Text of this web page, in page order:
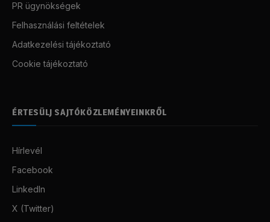
PR ügynökségek
Felhasználási feltételek
Adatkezelési tájékoztató
Cookie tájékoztató
ÉRTESÜLJ SAJTÓKÖZLEMÉNYEINKRŐL
Hírlevél
Facebook
LinkedIn
X (Twitter)